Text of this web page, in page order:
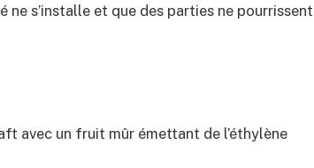
ne s’installe et que des parties ne pourrissent
avec un fruit mûr émettant de l’éthylène